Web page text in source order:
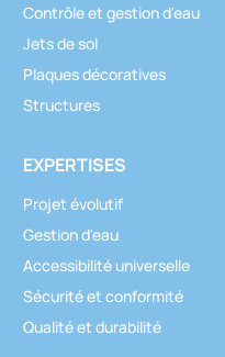
Contrôle et gestion d'eau
Jets de sol
Plaques décoratives
Structures
EXPERTISES
Projet évolutif
Gestion d'eau
Accessibilité universelle
Sécurité et conformité
Qualité et durabilité